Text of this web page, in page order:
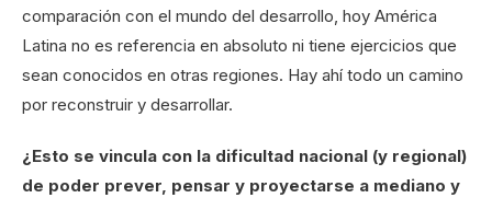
comparación con el mundo del desarrollo, hoy América
Latina no es referencia en absoluto ni tiene ejercicios que
sean conocidos en otras regiones. Hay ahí todo un camino
por reconstruir y desarrollar.
¿Esto se vincula con la dificultad nacional (y regional)
de poder prever, pensar y proyectarse a mediano y